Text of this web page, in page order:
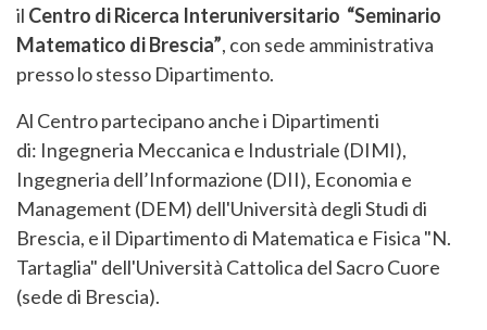
il Centro di Ricerca Interuniversitario “Seminario
Matematico di Brescia”, con sede amministrativa
presso lo stesso Dipartimento.
Al Centro partecipano anche i Dipartimenti
di: Ingegneria Meccanica e Industriale (DIMI),
Ingegneria dell’Informazione (DII), Economia e
Management (DEM) dell'Università degli Studi di
Brescia, e il Dipartimento di Matematica e Fisica "N.
Tartaglia" dell'Università Cattolica del Sacro Cuore
(sede di Brescia).